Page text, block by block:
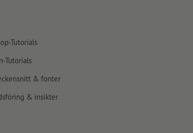
Tutorials
Tutorials
& fonter
& insikter